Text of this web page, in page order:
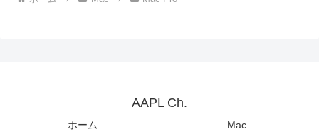
AAPL Ch.
ホーム
Mac